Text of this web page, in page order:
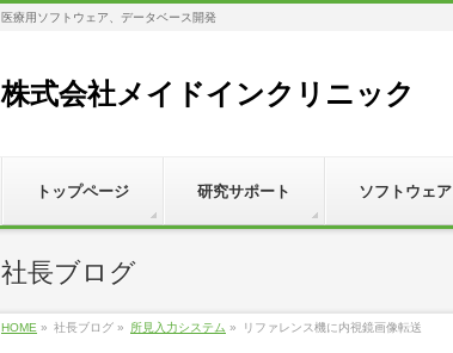
医療用ソフトウェア、データベース開発
株式会社メイドインクリニック
トップページ 研究サポート ソフトウェア
社長ブログ
HOME » 社長ブログ » 所見入力システム » リファレンス機に内視鏡画像転送